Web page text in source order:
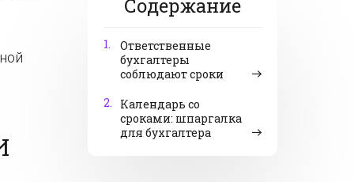
Содержание
1.
Ответственные
бухгалтеры
соблюдают сроки
2.
Календарь со
сроками: шпаргалка
для бухгалтера